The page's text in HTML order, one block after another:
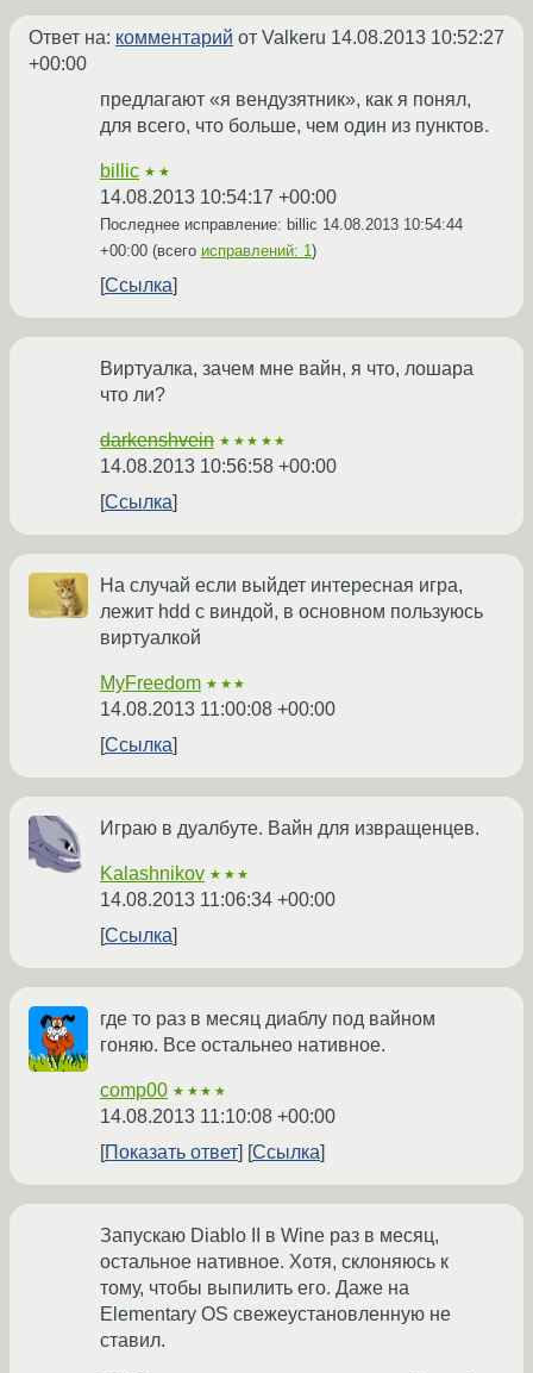
Ответ на: комментарий от Valkeru 14.08.2013 10:52:27
+00:00
предлагают «я вендузятник», как я понял,
для всего, что больше, чем один из пунктов.
billic ★★
14.08.2013 10:54:17 +00:00
Последнее исправление: billic 14.08.2013 10:54:44
+00:00 (всего исправлений: 1)
Ссылка
Виртуалка, зачем мне вайн, я что, лошара
что ли?
darkenshvein ★★★★★
14.08.2013 10:56:58 +00:00
Ссылка
На случай если выйдет интересная игра,
лежит hdd с виндой, в основном пользуюсь
виртуалкой
MyFreedom ★★★
14.08.2013 11:00:08 +00:00
Ссылка
Играю в дуалбуте. Вайн для извращенцев.
Kalashnikov ★★★
14.08.2013 11:06:34 +00:00
Ссылка
где то раз в месяц диаблу под вайном
гоняю. Все остальнео нативное.
comp00 ★★★★
14.08.2013 11:10:08 +00:00
Показать ответ
Ссылка
Запускаю Diablo II в Wine раз в месяц,
остальное нативное. Хотя, склоняюсь к
тому, чтобы выпилить его. Даже на
Elementary OS свежеустановленную не
ставил.